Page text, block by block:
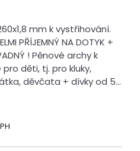
mm k vystřihování.
PŘÍJEMNÝ NA DOTYK +
! Pěnové archy k
děti, tj. pro kluky,
děvčata + dívky od 5...